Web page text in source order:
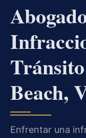
Beach,
Enfrentar una